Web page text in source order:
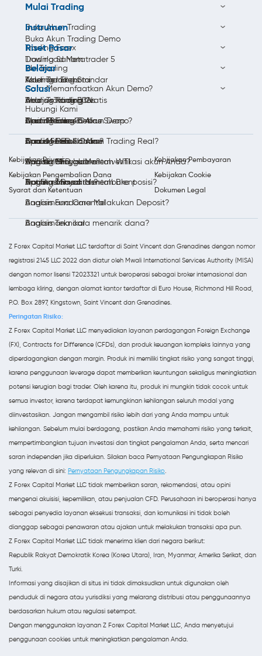
Kebijakan Privasi
Kebijakan Pembayaran
Kebijakan Pengembalian Dana
Kebijakan Cookie
Syarat dan Ketentuan
Dokumen Legal
Mulai Trading
Buka Akun Trading
Buka Akun Trading Demo
Download Metatrader 5
Akun Trading Standar
Akun Trading ECN
Akun Trading Bebas Swap
Bonus Forex
Instrumen
Trading Forex
Trading Saham
Trading Indeks
Trading Komoditas
Trading Emas Online
Trading Perak Online
Trading Minyak Mentah WTI
Trading Minyak Mentah Brent
Riset Pasar
Ide Trading
Kalender Ekonomi
Analisis Trading
Berita Pasar
Analisis Forex Harian
Analisis Mingguan
Notifikasi Pasar
Belajar
Cara Memanfaatkan Akun Demo?
Belajar Trading Gratis
Apa itu Forex?
Apa itu CFD Saham?
Apa itu CFD Indeks?
Apa itu Komoditas?
Analisis Fundamental
Analisis Teknikal
Solusi
Hubungi Kami
Cara Membuka Akun Demo?
Cara Membuka Akun Trading Real?
Bagaimana cara memverifikasi akun Anda?
Bagaimana cara membuka posisi?
Bagaimana Cara Melakukan Deposit?
Bagaimana cara menarik dana?
Z Forex Capital Market LLC terdaftar di Saint Vincent dan Grenadines dengan nomor
registrasi 2145 LLC 2022 dan diatur oleh Mwali International Services Authority (MISA)
dengan nomor lisensi T2023321 untuk beroperasi sebagai broker internasional dan
lembaga kliring, dengan alamat kantor terdaftar di Euro House, Richmond Hill Road,
P.O. Box 2897, Kingstown, Saint Vincent dan Grenadines.
Peringatan Risiko:
Z Forex Capital Market LLC menyediakan layanan perdagangan Foreign Exchange
(FX), Contracts for Difference (CFDs), dan produk keuangan kompleks lainnya yang
diperdagangkan dengan margin. Produk ini memiliki tingkat risiko yang sangat tinggi,
karena penggunaan leverage dapat memberikan keuntungan sekaligus meningkatkan
potensi kerugian bagi trader. Oleh karena itu, produk ini mungkin tidak cocok untuk
semua investor, karena terdapat kemungkinan kehilangan seluruh modal yang
diinvestasikan. Jangan mengambil risiko lebih dari yang Anda mampu untuk
kehilangan. Sebelum mulai berdagang, pastikan Anda memahami risiko yang terkait,
mempertimbangkan tujuan investasi dan tingkat pengalaman Anda, serta mencari
saran independen jika diperlukan. Silakan baca Pernyataan Pengungkapan Risiko
yang relevan di sini: Pernyataan Pengungkapan Risiko.
Z Forex Capital Market LLC tidak memberikan saran, rekomendasi, atau opini
mengenai akuisisi, kepemilikan, atau penjualan CFD. Perusahaan ini beroperasi hanya
sebagai penyedia layanan eksekusi transaksi, dan komunikasi ini tidak boleh
dianggap sebagai penawaran atau ajakan untuk melakukan transaksi apa pun.
Z Forex Capital Market LLC tidak menerima klien dari negara berikut:
Republik Rakyat Demokratik Korea (Korea Utara), Iran, Myanmar, Amerika Serikat, dan
Turki.
Informasi yang disajikan di situs ini tidak dimaksudkan untuk digunakan oleh
penduduk di negara atau yurisdiksi yang melarang distribusi atau penggunaannya
berdasarkan hukum atau regulasi setempat.
Dengan menggunakan layanan Z Forex Capital Market LLC, Anda menyetujui
penggunaan cookies untuk meningkatkan pengalaman Anda.